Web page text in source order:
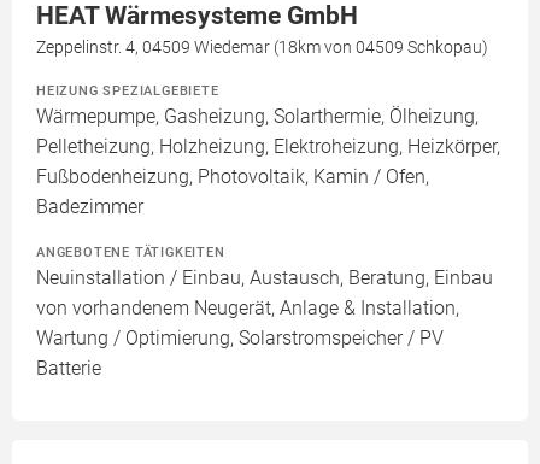
HEAT Wärmesysteme GmbH
Zeppelinstr. 4, 04509 Wiedemar (18km von 04509 Schkopau)
HEIZUNG SPEZIALGEBIETE
Wärmepumpe, Gasheizung, Solarthermie, Ölheizung,
Pelletheizung, Holzheizung, Elektroheizung, Heizkörper,
Fußbodenheizung, Photovoltaik, Kamin / Ofen,
Badezimmer
ANGEBOTENE TÄTIGKEITEN
Neuinstallation / Einbau, Austausch, Beratung, Einbau
von vorhandenem Neugerät, Anlage & Installation,
Wartung / Optimierung, Solarstromspeicher / PV
Batterie